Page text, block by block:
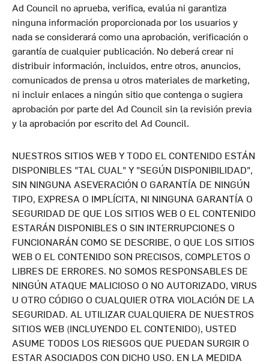
Ad Council no aprueba, verifica, evalúa ni garantiza
ninguna información proporcionada por los usuarios y
nada se considerará como una aprobación, verificación o
garantía de cualquier publicación. No deberá crear ni
distribuir información, incluidos, entre otros, anuncios,
comunicados de prensa u otros materiales de marketing,
ni incluir enlaces a ningún sitio que contenga o sugiera
aprobación por parte del Ad Council sin la revisión previa
y la aprobación por escrito del Ad Council.
NUESTROS SITIOS WEB Y TODO EL CONTENIDO ESTÁN
DISPONIBLES "TAL CUAL" Y "SEGÚN DISPONIBILIDAD",
SIN NINGUNA ASEVERACIÓN O GARANTÍA DE NINGÚN
TIPO, EXPRESA O IMPLÍCITA, NI NINGUNA GARANTÍA O
SEGURIDAD DE QUE LOS SITIOS WEB O EL CONTENIDO
ESTARÁN DISPONIBLES O SIN INTERRUPCIONES O
FUNCIONARÁN COMO SE DESCRIBE, O QUE LOS SITIOS
WEB O EL CONTENIDO SON PRECISOS, COMPLETOS O
LIBRES DE ERRORES. NO SOMOS RESPONSABLES DE
NINGÚN ATAQUE MALICIOSO O NO AUTORIZADO, VIRUS
U OTRO CÓDIGO O CUALQUIER OTRA VIOLACIÓN DE LA
SEGURIDAD. AL UTILIZAR CUALQUIERA DE NUESTROS
SITIOS WEB (INCLUYENDO EL CONTENIDO), USTED
ASUME TODOS LOS RIESGOS QUE PUEDAN SURGIR O
ESTAR ASOCIADOS CON DICHO USO. EN LA MEDIDA